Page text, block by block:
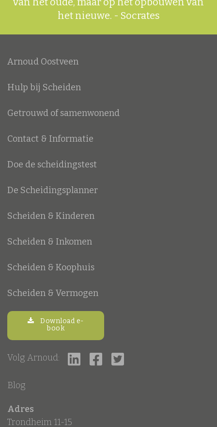
het nieuwe. - Socrates
Arnoud Oostveen
Hulp bij Scheiden
Getrouwd of samenwonend
Contact & Informatie
Doe de scheidingstest
De Scheidingsplanner
Scheiden & Kinderen
Scheiden & Inkomen
Scheiden & Koophuis
Scheiden & Vermogen
Download e-
book
Volg Arnoud:
Blog
Adres
Trondheim 11-15